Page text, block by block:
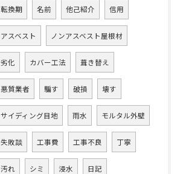
転換期 名前 他己紹介 信用
アスベスト ノンアスベスト屋根材
劣化 カバー工法 葺き替え
悪質業者 騙す 破損 壊す
サイディング目地 雨水 モルタル外壁
失敗談 工事費 工事不良 丁寧
汚れ シミ 浸水 日記